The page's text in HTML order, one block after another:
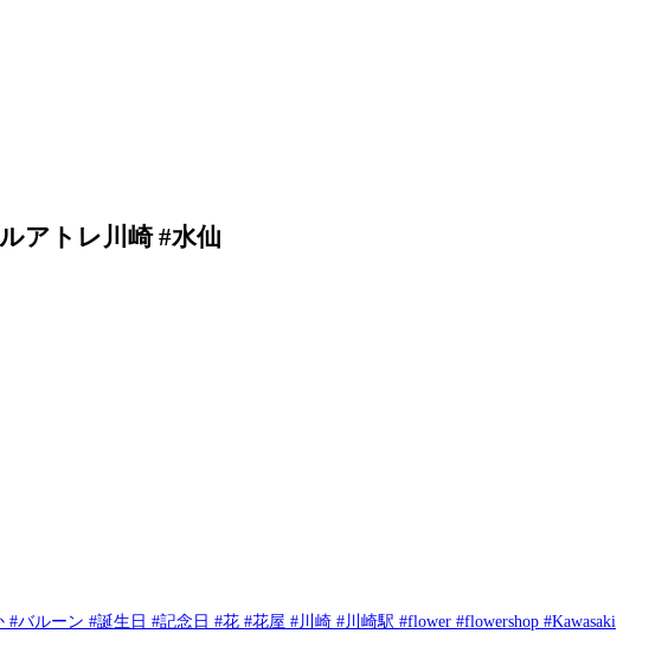
アトレ川崎 #水仙
ルーン #誕生日 #記念日 #花 #花屋 #川崎 #川崎駅 #flower #flowershop #Kawasaki